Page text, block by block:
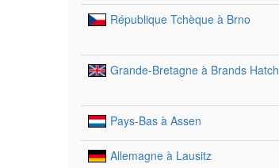
République Tchèque à Brno
Grande-Bretagne à Brands Hatch
Pays-Bas à Assen
Allemagne à Lausitz